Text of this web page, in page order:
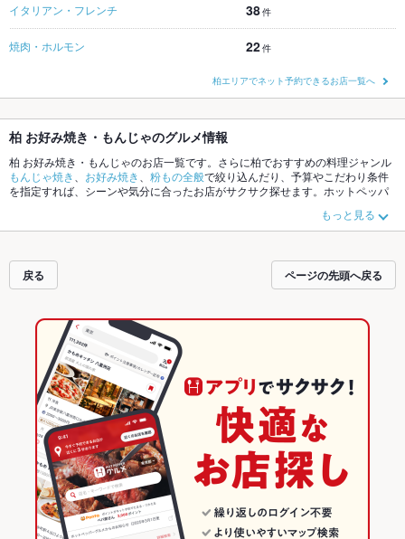
イタリアン・フレンチ 38件
焼肉・ホルモン 22件
柏エリアでネット予約できるお店一覧へ
柏 お好み焼き・もんじゃのグルメ情報
柏 お好み焼き・もんじゃのお店一覧です。さらに柏でおすすめの料理ジャンル
もんじゃ焼き
お好み焼き 粉もの全般で絞り込んだり、予算やこだわり条件
を指定すれば、シーンや気分に合ったお店がサクサク探せます。ホットペッパ
め料理など、お店の最新情報をご紹介しているので安心！24時間使える簡単便
利なネット予約が使えるお店も拡大中です。友達どうしの飲み会にも、会社の
用ください。
もっと見る
戻る ページの先頭へ戻る